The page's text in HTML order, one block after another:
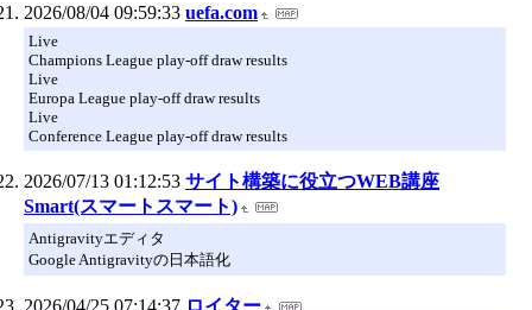
2026/08/04 09:59:33 uefa.com
Live
Champions League play-off draw results
Live
Europa League play-off draw results
Live
Conference League play-off draw results
2026/07/13 01:12:53 サイト構築に役立つWEB講座
Smart(スマートスマート)
Antigravityエディタ
Google Antigravityの日本語化
2026/04/25 07:14:37 ロイター